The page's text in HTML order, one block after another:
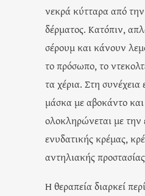
νεκρά κύτταρα από
δέρματος. Κατόπιν,
σέρουμ και κάνουν
το πρόσωπο, το
τα χέρια. Στη
μάσκα με αβοκάντο
ολοκληρώνεται με
ενυδατικής κρέμας,
αντηλιακής
Η θεραπεία διαρκεί